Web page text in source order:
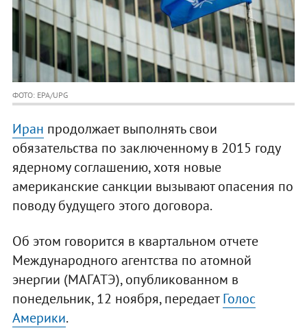
ФОТО: EPA/UPG
Иран продолжает выполнять свои
обязательства по заключенному в 2015 году
ядерному соглашению, хотя новые
американские санкции вызывают опасения по
поводу будущего этого договора.
Об этом говорится в квартальном отчете
Международного агентства по атомной
энергии (МАГАТЭ), опубликованном в
понедельник, 12 ноября, передаетГолос
Америки.